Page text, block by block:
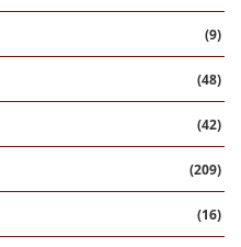
(9)
(48)
(42)
(209)
(16)